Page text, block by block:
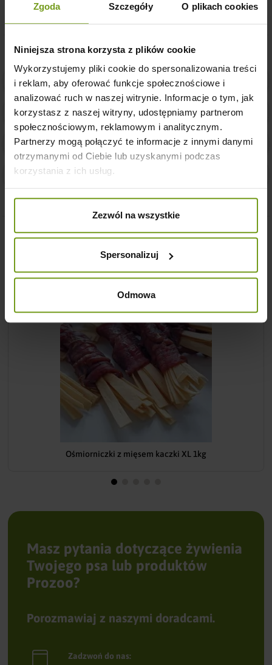
Zgoda Szczegóły O plikach cookies
Niniejsza strona korzysta z plików cookie
Wykorzystujemy pliki cookie do spersonalizowania treści
i reklam, aby oferować funkcje społecznościowe i
analizować ruch w naszej witrynie. Informacje o tym, jak
korzystasz z naszej witryny, udostępniamy partnerom
społecznościowym, reklamowym i analitycznym.
Partnerzy mogą połączyć te informacje z innymi danymi
otrzymanymi od Ciebie lub uzyskanymi podczas
korzystania z ich usług.
Zezwól na wszystkie
Spersonalizuj
Odmowa
Dodatkowe informacje
Bezpieczne zakupy w naszym sklepie
Sprawdzona jakość
14 dni na łatwy zwrot zakupu
Tania i szybka dostawa
Klienci którzy zakupili ten produkt
kupili również:
Ośmiorniczki z mięsem kaczki XL 1kg
Masz pytania dotyczące żywienia
Twojego psa lub produktów
Prozoo?
Porozmawiaj z naszymi doradcami.
Zadzwoń do nas: